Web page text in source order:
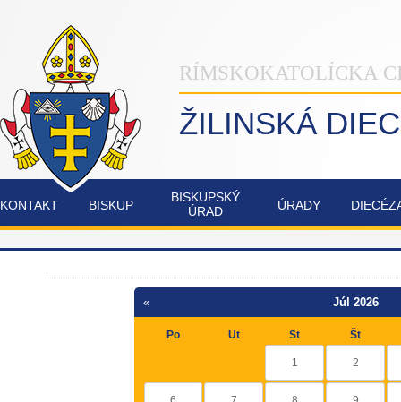
RÍMSKOKATOLÍCKA
ŽILINSKÁ
KONTAKT BISKUP
BISKUPSKÝ
ÚRAD
ÚRADY
INŠTITÚT
NAŠA
DIECÉZA
JUBILEJNÝ
ROK
« Júl 2026
Po Ut St Št
1 2